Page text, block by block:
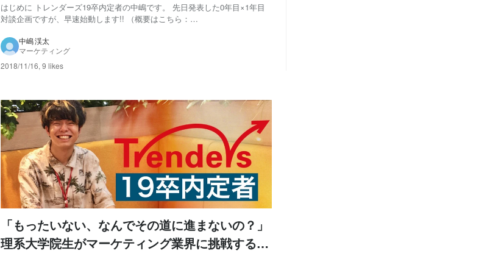
はじめに トレンダーズ19卒内定者の中嶋です。 先日発表した0年目×1年目
対談企画ですが、早速始動します!! （概要はこちら：
の松本さんに1年目の先輩インタビューのことを相談し...
中嶋 渓太
マーケティング
2018/11/16, 9 likes
「もったいない、なんでその道に進まないの？」
理系大学院生がマーケティング業界に挑戦する理